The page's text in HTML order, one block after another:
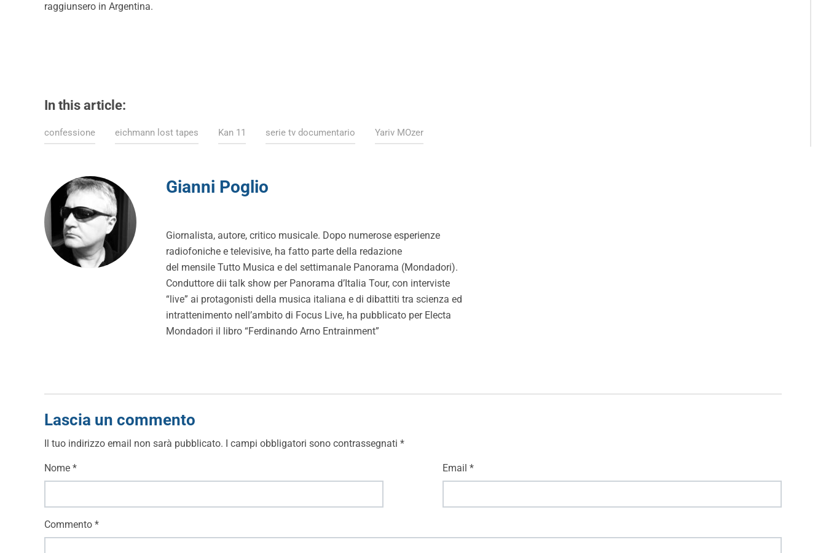
raggiunsero in Argentina.
In this article:
confessione eichmann lost tapes Kan 11 serie tv documentario Yariv MOzer
Gianni Poglio
Giornalista, autore, critico musicale. Dopo numerose esperienze
radiofoniche e televisive, ha fatto parte della redazione
del mensile Tutto Musica e del settimanale Panorama (Mondadori).
Conduttore dii talk show per Panorama d’Italia Tour, con interviste
“live” ai protagonisti della musica italiana e di dibattiti tra scienza ed
intrattenimento nell’ambito di Focus Live, ha pubblicato per Electa
Mondadori il libro “Ferdinando Arno Entrainment”
Lascia un commento
Il tuo indirizzo email non sarà pubblicato. I campi obbligatori sono contrassegnati *
Commento *
Nome * Email *